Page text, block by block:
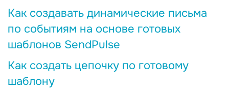
Как создавать динамические письма
по событиям на основе готовых
шаблонов SendPulse
Как создать цепочку по готовому
шаблону